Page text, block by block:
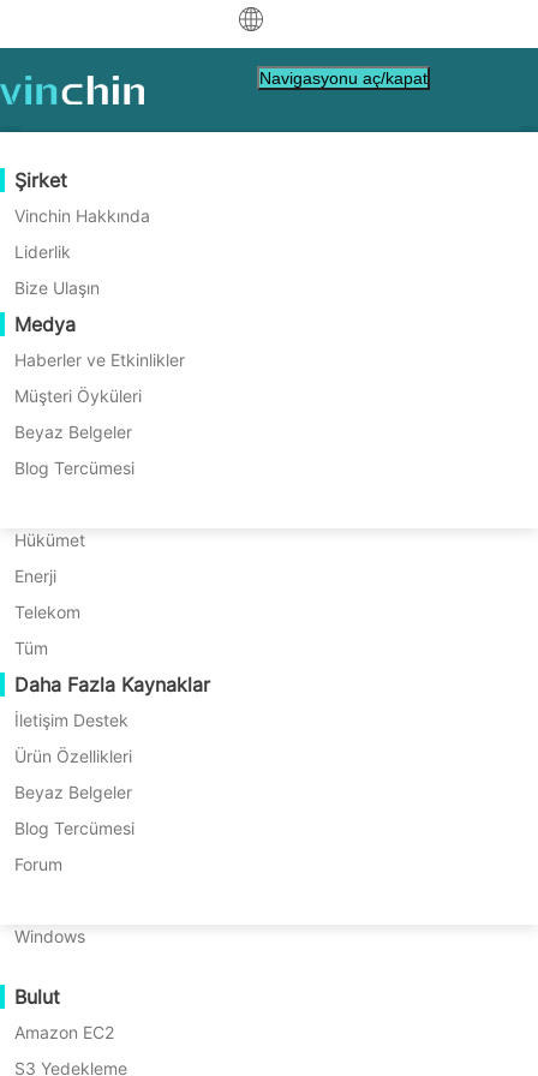
İndir Destek
Satış
Temsilcisiyle
中文
Veri Koruma
Yedekleme ve Kurtarma
Gerçek Zamanlı Yeniden Yapılandırma
Sürekli Veri Koruma
Yedek Kopya için Dış Site
Arşivleme
İş Orkestrasyonu
İş Yükü Taşınabilirliği
V2V Geçişi
P2P Geçişi
C2C Geçişi
C2V Geçişi
P2C Geçişi
Kurtarılabilirlik
VM Kurtarma Doğrulama
OS Kurtarma Doğrulama
Veri Güvenliği
Buluta Yedekle
GDPR Uyumlu
Sanal
VMware
Hyper-V
Proxmox
XCP-ng
oVirt
H3C CAS/UIS
ZStack
Sangfor HCI
Huawei FusionCompute
Red Hat Virtualization
Oracle OLVM
XenServer/Citrix Hypervisor
KayGrid
InCloud Sphere
Arcfra
FusionOne Compute
NexaVM
Fiziksel Sunucu
Windows
Bulut
Amazon EC2
S3 Yedekleme
Destek Kaynakları
Bilgi Tabanı
Nasıl Yapılır Videoları
Yardım Merkezi
Canlı Etkinlikler
Webinars
Canlı Örnek
Müşteri Öyküleri
IT Hizmetleri
Hükümet
Enerji
Telekom
Tüm
Daha Fazla Kaynaklar
İletişim Destek
Ürün Özellikleri
Beyaz Belgeler
Blog Tercümesi
Forum
Satın Alma Rehberi
Nasıl Satın Alacağınızı Öğrenin
Lisanslama Politikası
SSS
İletişim
Teklif Talebi İste
Bir Ortak Olun
Ortaklık Programı
Bir Ortak Olun
Bir Ortak Bul
Yerel bir ortak bulun
Zaten bir ortak mısınız?
Partner Portal Girişi
Şirket
Vinchin Hakkında
Liderlik
Bize Ulaşın
Medya
Haberler ve Etkinlikler
Müşteri Öyküleri
Beyaz Belgeler
Blog Tercümesi
Navigasyonu aç/kapat
Ana Sayfa
Hyper-V P2V Migrasyonu
Nasıl Yapılır?
Hyper-V'nin avantajlarını keşfedin ve
donanım kullanımını optimize etme ve
maliyetleri düşürme amacıyla P2V
dönüştürme hakkında bilgi edinin.
Disk2vhd'yi kullanarak Hyper-V'ye sorunsuz
P2V geçişi için nasıl kullanıldığını araştırın.
VM, İşletim Sistemi, Veritabanı, Dosya, NAS vb.
İçindekiler
P2V
Hyper-
V
Güvenilir bir
çözümü mü
Deneyin
Vinchin
Backup &